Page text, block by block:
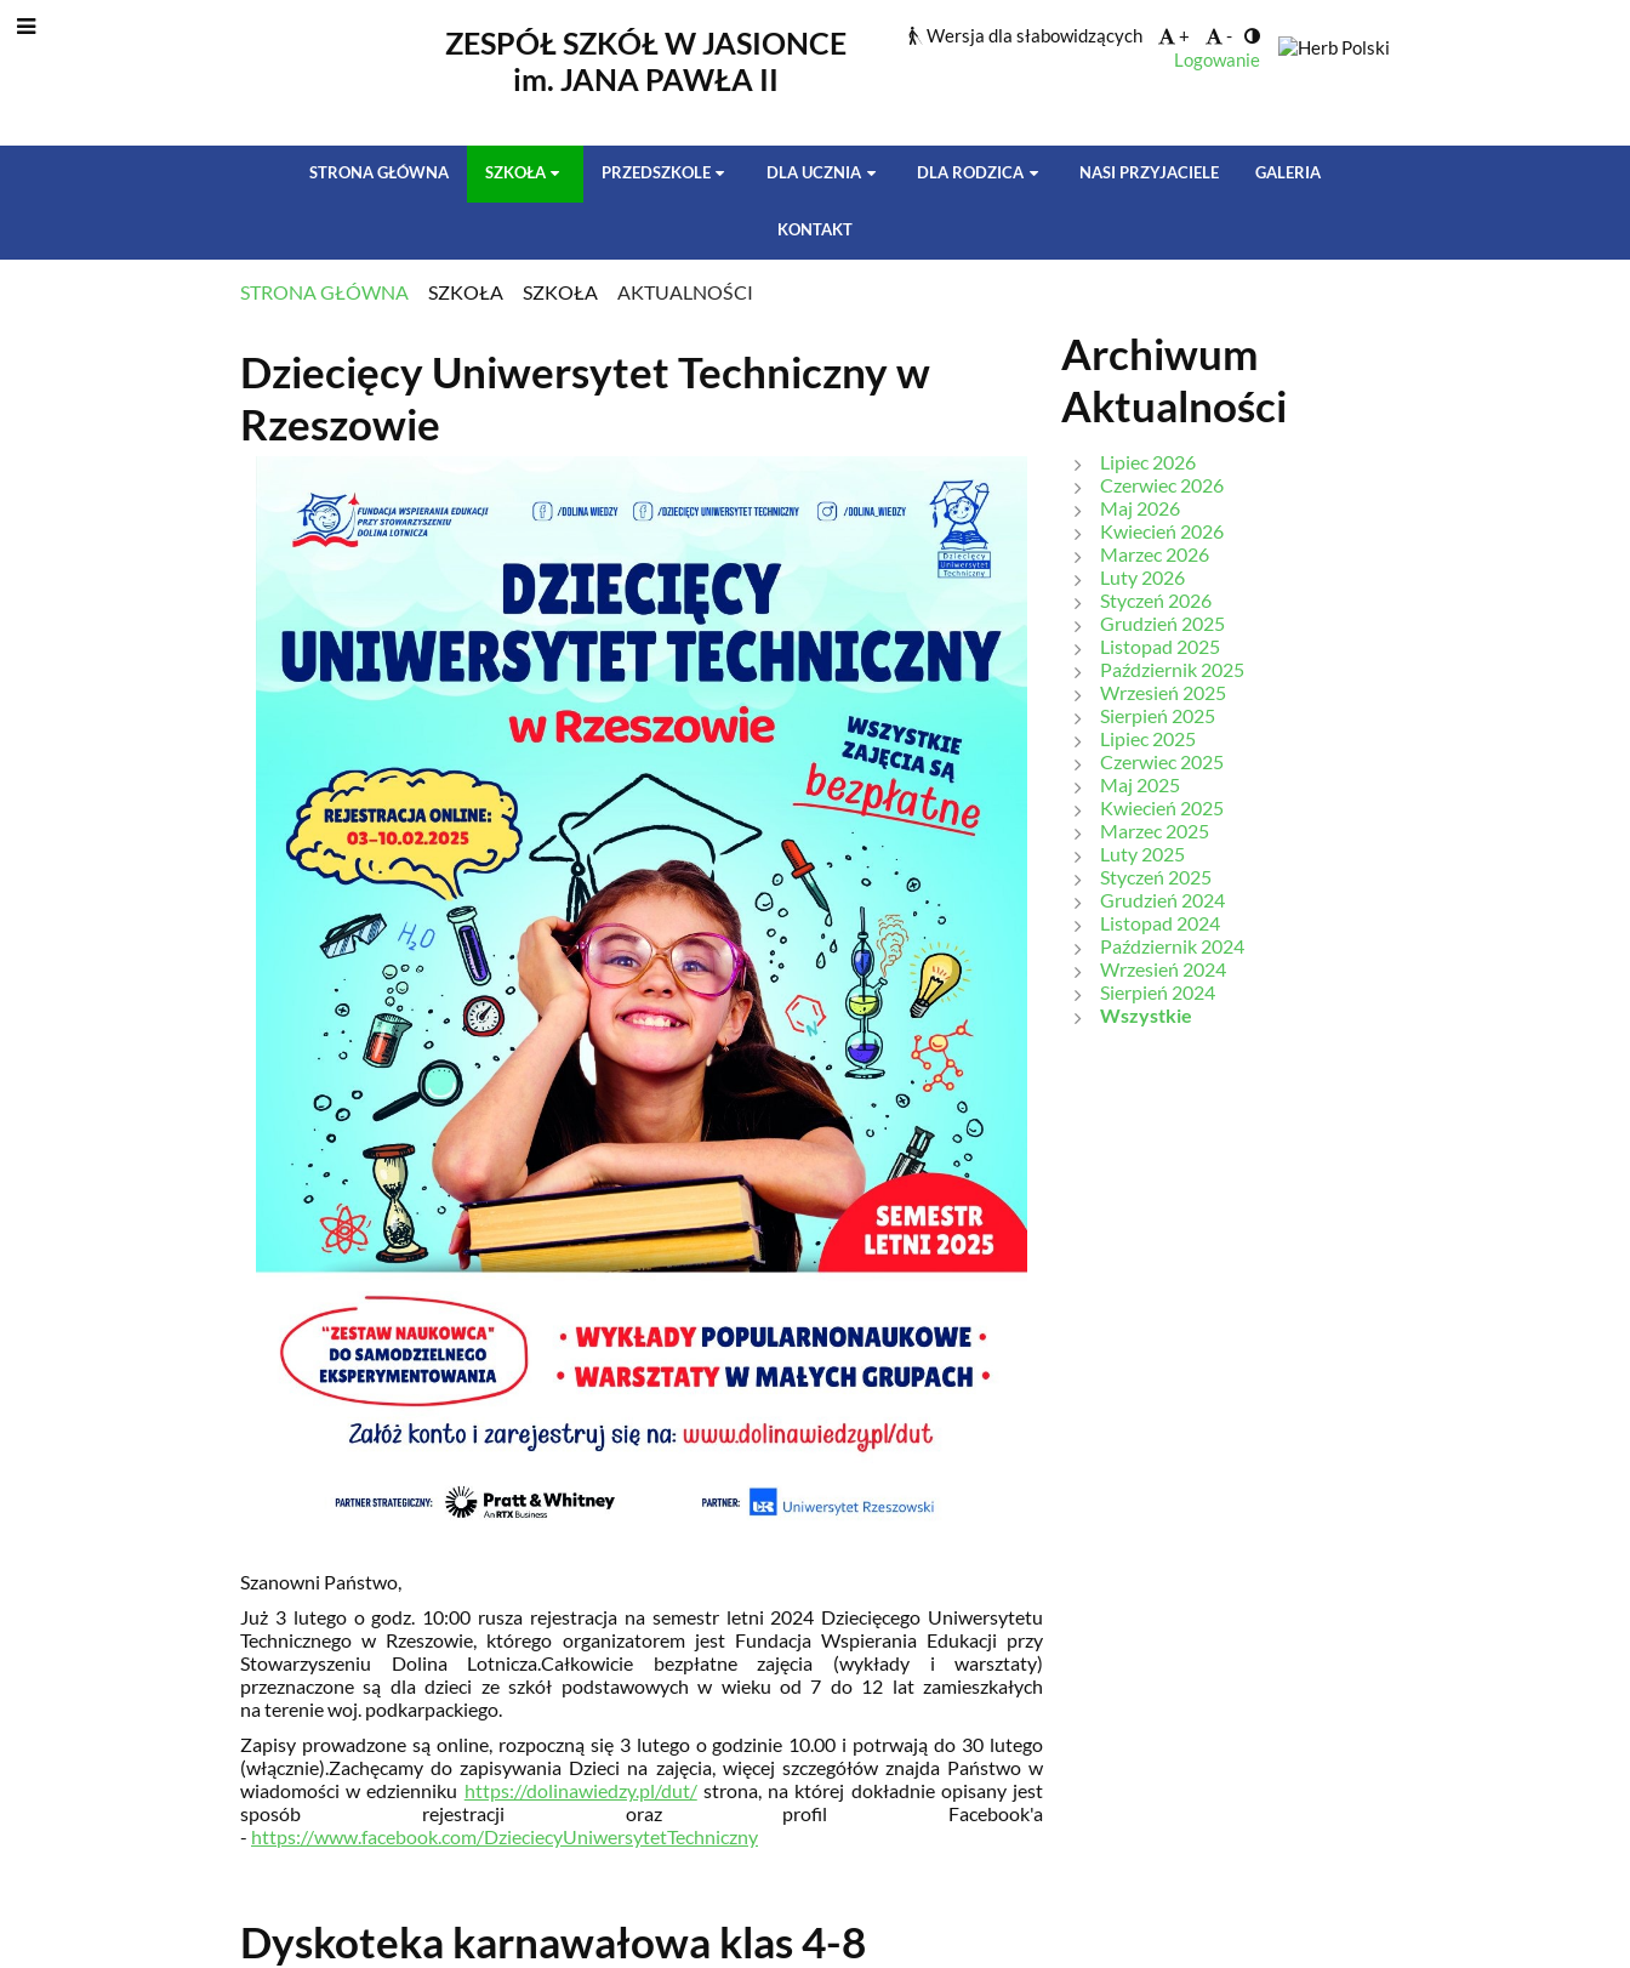
ZESPÓŁ SZKÓŁ W JASIONCE
im. JANA PAWŁA II
Wersja dla słabowidzących +
-
Logowanie
STRONA GŁÓWNA SZKOŁA PRZEDSZKOLE DLA UCZNIA DLA RODZICA NASI PRZYJACIELE GALERIA
KONTAKT
STRONA GŁÓWNA SZKOŁA SZKOŁA AKTUALNOŚCI
AKTUALNOŚCI
Dziecięcy Uniwersytet Techniczny w
Rzeszowie
Szanowni Państwo,
Już 3 lutego o godz. 10:00 rusza rejestracja na semestr letni 2024 Dziecięcego Uniwersytetu
Technicznego w Rzeszowie, którego organizatorem jest Fundacja Wspierania Edukacji przy
Stowarzyszeniu Dolina Lotnicza.Całkowicie bezpłatne zajęcia (wykłady i warsztaty)
przeznaczone są dla dzieci ze szkół podstawowych w wieku od 7 do 12 lat zamieszkałych
na terenie woj. podkarpackiego.
Zapisy prowadzone są online, rozpoczną się 3 lutego o godzinie 10.00 i potrwają do 30 lutego
(włącznie).Zachęcamy do zapisywania Dzieci na zajęcia, więcej szczegółów znajda Państwo w
wiadomości w edzienniku https://dolinawiedzy.pl/dut/ strona, na której dokładnie opisany jest
sposób rejestracji oraz profil Facebook'a
- https://www.facebook.com/DzieciecyUniwersytetTechniczny
Dyskoteka karnawałowa klas 4-8
Archiwum
Aktualności
Lipiec 2026
Czerwiec 2026
Maj 2026
Kwiecień 2026
Marzec 2026
Luty 2026
Styczeń 2026
Grudzień 2025
Listopad 2025
Październik 2025
Wrzesień 2025
Sierpień 2025
Lipiec 2025
Czerwiec 2025
Maj 2025
Kwiecień 2025
Marzec 2025
Luty 2025
Styczeń 2025
Grudzień 2024
Listopad 2024
Październik 2024
Wrzesień 2024
Sierpień 2024
Wszystkie